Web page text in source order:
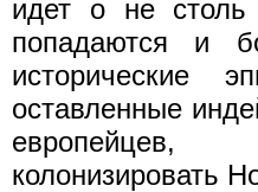
идет о не столь
попадаются и
исторические
оставленные
колонизировать